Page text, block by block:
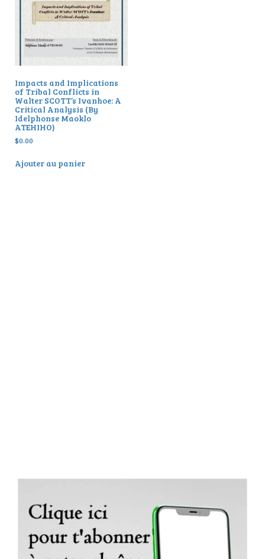
Impacts and Implications
of Tribal Conflicts in
Walter SCOTT’s Ivanhoe: A
Critical Analysis (By
Idelphonse Maoklo
ATEHIHO)
$0.00
Ajouter au panier